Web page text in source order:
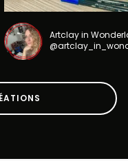
Artclay in